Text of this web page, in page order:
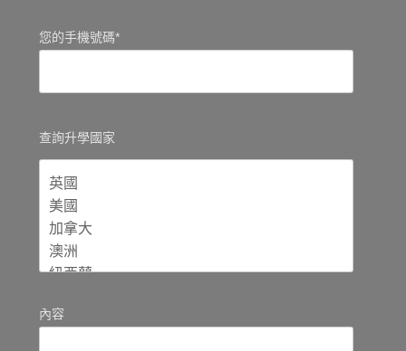
您的手機號碼*
查詢升學國家
內容